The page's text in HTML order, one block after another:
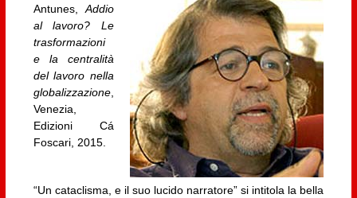
Antunes,Addio
al lavoro? Le
trasformazioni
e la centralità
del lavoro nella
globalizzazione,
Venezia,
Edizioni Cá
Foscari, 2015.
“Un cataclisma, e il suo lucido narratore” si intitola la bella